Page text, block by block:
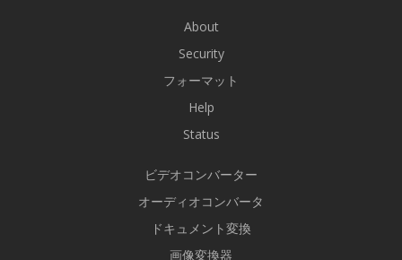
About
Security
フォーマット
Help
Status
ビデオコンバーター
オーディオコンバータ
ドキュメント変換
画像変換器